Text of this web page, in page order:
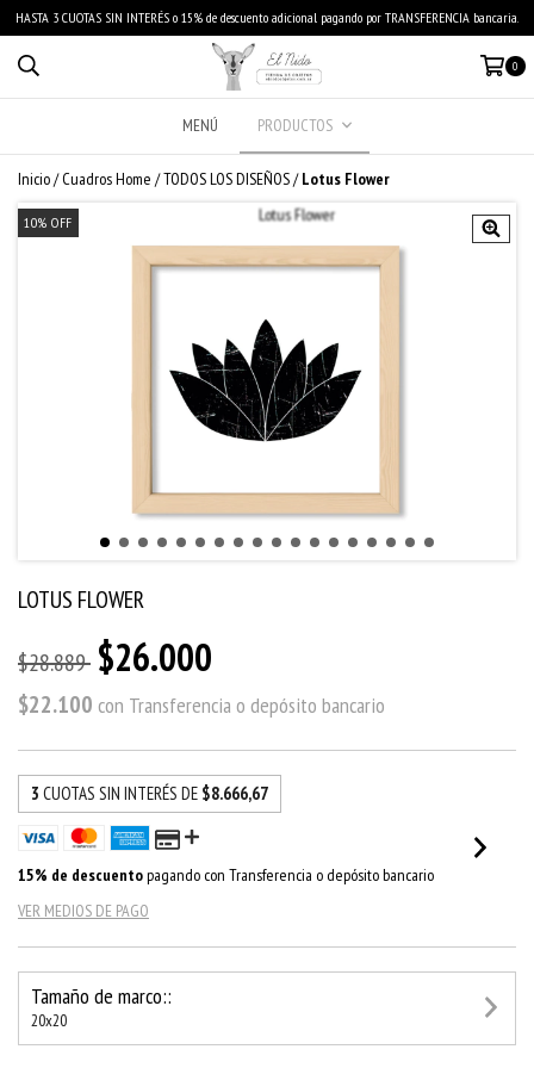
HASTA 3 CUOTAS SIN INTERÉS o 15% de descuento adicional pagando por TRANSFERENCIA bancaria.
0
MENÚ PRODUCTOS
Inicio/ Cuadros Home /TODOS LOS DISEÑOS/ Lotus Flower
10% OFF
LOTUS FLOWER
$28.889 $26.000
$22.100 con Transferencia o depósito bancario
3 CUOTAS SIN INTERÉS DE $8.666,67
15% de descuentopagando con Transferencia o depósito bancario
VER MEDIOS DE PAGO
Tamaño de marco::
20x20